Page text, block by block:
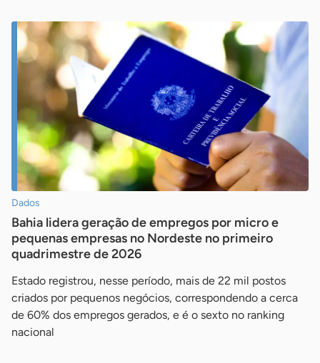
Dados
Bahia lidera geração de empregos por micro e
pequenas empresas no Nordeste no primeiro
quadrimestre de 2026
Estado registrou, nesse período, mais de 22 mil postos
criados por pequenos negócios, correspondendo a cerca
de 60% dos empregos gerados, e é o sexto no ranking
nacional